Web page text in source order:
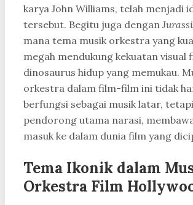
karya John Williams, telah menjadi
tersebut. Begitu juga dengan
mana tema musik orkestra yang
megah mendukung kekuatan visual
dinosaurus hidup yang memukau.
orkestra dalam film-film ini tidak
berfungsi sebagai musik latar,
pendorong utama narasi,
masuk ke dalam dunia film yang
Tema Ikonik dalam
Orkestra Film